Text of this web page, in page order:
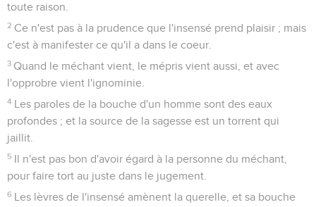
toute raison.
2 Ce n'est pas à la prudence que l'insensé prend plaisir ; mais
c'est à manifester ce qu'il a dans le coeur.
3 Quand le méchant vient, le mépris vient aussi, et avec
l'opprobre vient l'ignominie.
4 Les paroles de la bouche d'un homme sont des eaux
profondes ; et la source de la sagesse est un torrent qui
jaillit.
5 Il n'est pas bon d'avoir égard à la personne du méchant,
pour faire tort au juste dans le jugement.
6 Les lèvres de l'insensé amènent la querelle, et sa bouche